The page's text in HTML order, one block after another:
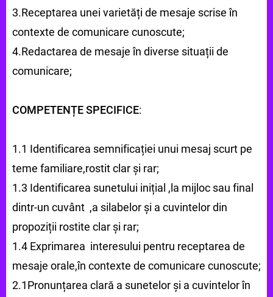
3.Receptarea unei varietăți de mesaje scrise în
contexte de comunicare cunoscute;
4.Redactarea de mesaje în diverse situații de
comunicare;
COMPETENȚE SPECIFICE:
1.1 Identificarea semnificației unui mesaj scurt pe
teme familiare,rostit clar și rar;
1.3 Identificarea sunetului inițial ,la mijloc sau final
dintr-un cuvânt ,a silabelor și a cuvintelor din
propoziții rostite clar și rar;
1.4 Exprimarea interesului pentru receptarea de
mesaje orale,în contexte de comunicare cunoscute;
2.1Pronunțarea clară a sunetelor și a cuvintelor în